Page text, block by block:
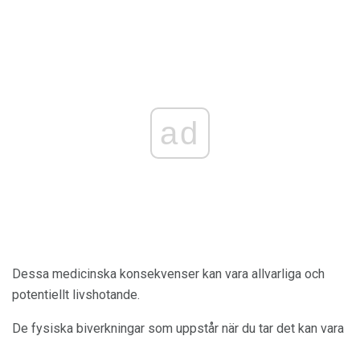
ad
Dessa medicinska konsekvenser kan vara allvarliga och
potentiellt livshotande.
De fysiska biverkningar som uppstår när du tar det kan vara